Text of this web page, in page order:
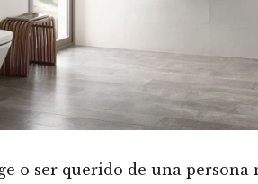
o ser querido de una persona